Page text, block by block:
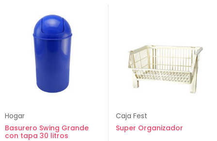
Hogar
Basurero Swing Grande
con tapa 30 litros
Caja Fest
Super Organizador